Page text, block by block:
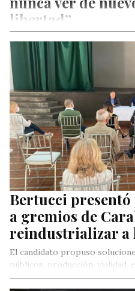
libertad”
de Oswaldo Castillo,
ingeniería de…
Bertucci
a gremios de
reindustrializar a
El candidato propuso
públicos, producción, vialidad,